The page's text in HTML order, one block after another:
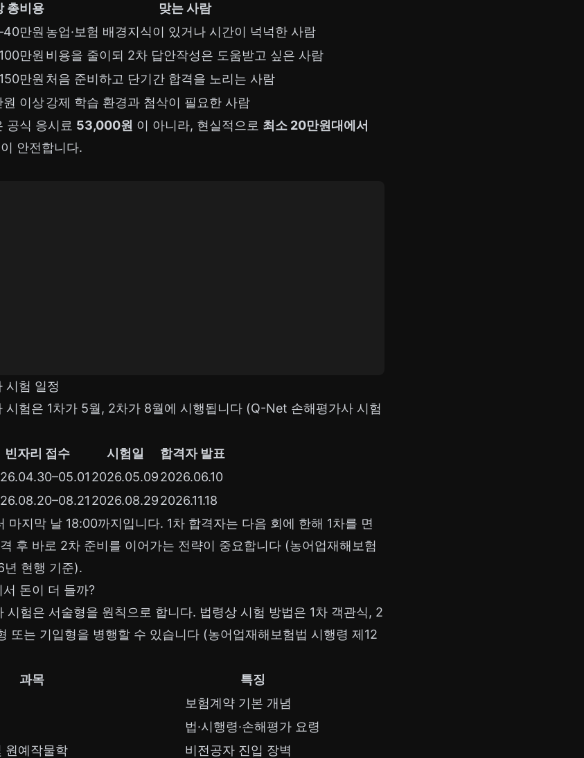
총비용
맞는 사람
만원 농업·보험 배경지식이 있거나 시간이 넉넉한 사람
만원 비용을 줄이되 2차 답안작성은 도움받고 싶은 사람
만원 처음 준비하고 단기간 합격을 노리는 사람
원 이상강제 학습 환경과 첨삭이 필요한 사람
공식 응시료 53,000원 이 아니라, 현실적으로 최소 20만원대에서
안전합니다.
시험 일정
시험은 1차가 5월, 2차가 8월에 시행됩니다 (Q-Net 손해평가사 시험
빈자리 접수 시험일
합격자 발표
2026.05.092026.06.10
2026.08.292026.11.18
마지막 날 18:00까지입니다. 1차 합격자는 다음 회에 한해 1차를 면
후 바로 2차 준비를 이어가는 전략이 중요합니다 (농어업재해보험
년 현행 기준).
돈이 더 들까?
시험은 서술형을 원칙으로 합니다. 법령상 시험 방법은 1차 객관식, 2
또는 기입형을 병행할 수 있습니다 (농어업재해보험법 시행령 제12
과목
특징
보험계약 기본 개념
법·시행령·손해평가 요령
원예작물학
비전공자 진입 장벽